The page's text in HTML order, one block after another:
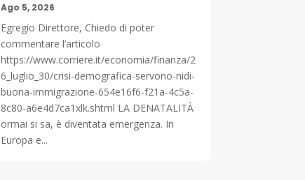
Ago 5, 2026
Egregio Direttore, Chiedo di poter
commentare l’articolo
https://www.corriere.it/economia/finanza/2
6_luglio_30/crisi-demografica-servono-nidi-
buona-immigrazione-654e16f6-f21a-4c5a-
8c80-a6e4d7ca1xlk.shtml LA DENATALITÀ
ormai si sa, è diventata emergenza. In
Europa e...